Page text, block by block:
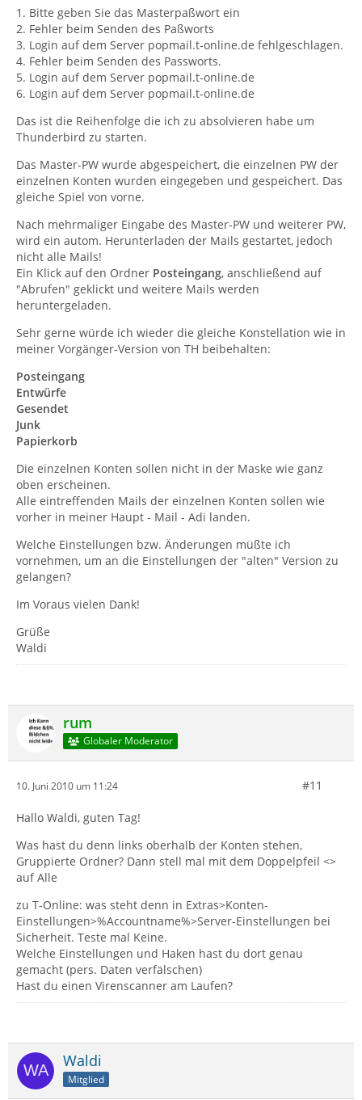
1. Bitte geben Sie das Masterpaßwort ein
2. Fehler beim Senden des Paßworts
3. Login auf dem Server popmail.t-online.de fehlgeschlagen.
4. Fehler beim Senden des Passworts.
5. Login auf dem Server popmail.t-online.de
6. Login auf dem Server popmail.t-online.de
Das ist die Reihenfolge die ich zu absolvieren habe um
Thunderbird zu starten.
Das Master-PW wurde abgespeichert, die einzelnen PW der
einzelnen Konten wurden eingegeben und gespeichert. Das
gleiche Spiel von vorne.
Nach mehrmaliger Eingabe des Master-PW und weiterer PW,
wird ein autom. Herunterladen der Mails gestartet, jedoch
nicht alle Mails!
Ein Klick auf den Ordner Posteingang, anschließend auf
"Abrufen" geklickt und weitere Mails werden
heruntergeladen.
Sehr gerne würde ich wieder die gleiche Konstellation wie in
meiner Vorgänger-Version von TH beibehalten:
Posteingang
Entwürfe
Gesendet
Junk
Papierkorb
Die einzelnen Konten sollen nicht in der Maske wie ganz
oben erscheinen.
Alle eintreffenden Mails der einzelnen Konten sollen wie
vorher in meiner Haupt - Mail - Adi landen.
Welche Einstellungen bzw. Änderungen müßte ich
vornehmen, um an die Einstellungen der "alten" Version zu
gelangen?
Im Voraus vielen Dank!
Grüße
Waldi
rum
Globaler Moderator
10. Juni 2010 um 11:24 #11
Hallo Waldi, guten Tag!
Was hast du denn links oberhalb der Konten stehen,
Gruppierte Ordner? Dann stell mal mit dem Doppelpfeil <>
auf Alle
zu T-Online: was steht denn in Extras>Konten-
Einstellungen>%Accountname%>Server-Einstellungen bei
Sicherheit. Teste mal Keine.
Welche Einstellungen und Haken hast du dort genau
gemacht (pers. Daten verfälschen)
Hast du einen Virenscanner am Laufen?
Waldi
Mitglied